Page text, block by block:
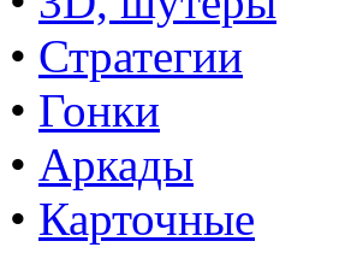
• Стратегии
• Гонки
• Аркады
• Карточные